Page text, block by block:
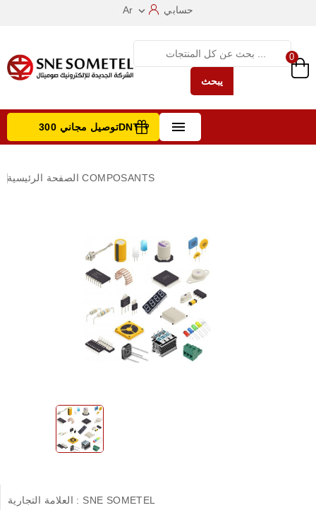
Ar  حسابي
يبحث
0
 توصيل مجاني 300DNT +
الصفحة الرئيسية COMPOSANTS
العلامة التجارية : SNE SOMETEL